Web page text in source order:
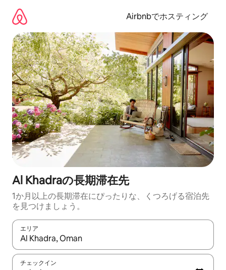
Airbnbでホスティング
Al Khadraの長期滞在先
1か月以上の長期滞在にぴったりな、くつろげる宿泊先
を見つけましょう。
エリア
検索結果が表示されたら、上下の矢印キーを使って移動するか
チェックイン